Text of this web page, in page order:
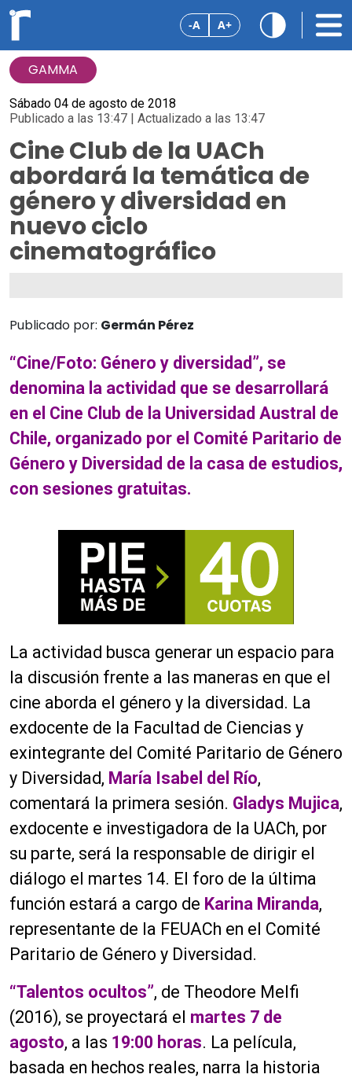
-A A+
GAMMA
Sábado 04 de agosto de 2018
Publicado a las 13:47 | Actualizado a las 13:47
Cine Club de la UACh
abordará la temática de
género y diversidad en
nuevo ciclo
cinematográfico
Publicado por: Germán Pérez
“Cine/Foto: Género y diversidad”, se
denomina la actividad que se desarrollará
en el Cine Club de la Universidad Austral de
Chile, organizado por el Comité Paritario de
Género y Diversidad de la casa de estudios,
con sesiones gratuitas.
La actividad busca generar un espacio para
la discusión frente a las maneras en que el
cine aborda el género y la diversidad. La
exdocente de la Facultad de Ciencias y
exintegrante del Comité Paritario de Género
y Diversidad, María Isabel del Río,
comentará la primera sesión. Gladys Mujica,
exdocente e investigadora de la UACh, por
su parte, será la responsable de dirigir el
diálogo el martes 14. El foro de la última
función estará a cargo de Karina Miranda,
representante de la FEUACh en el Comité
Paritario de Género y Diversidad.
“Talentos ocultos”, de Theodore Melfi
(2016), se proyectará el martes 7 de
agosto, a las 19:00 horas. La película,
basada en hechos reales, narra la historia